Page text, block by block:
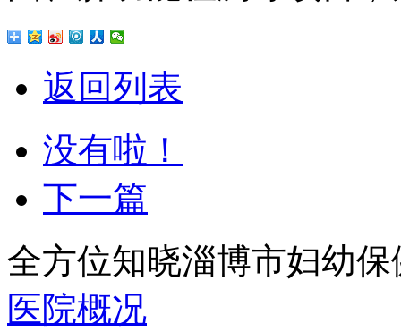
返回列表
没有啦！
下一篇
全方位知晓淄博市妇幼
医院概况